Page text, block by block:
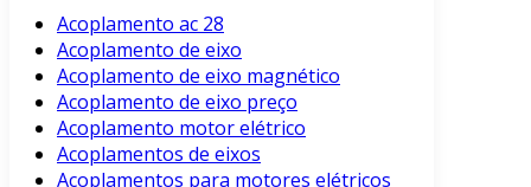
Acoplamento ac 28
Acoplamento de eixo
Acoplamento de eixo magnético
Acoplamento de eixo preço
Acoplamento motor elétrico
Acoplamentos de eixos
Acoplamentos para motores elétricos